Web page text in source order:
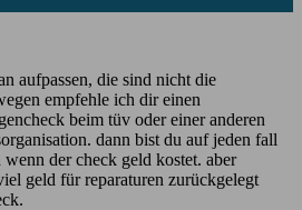
aufpassen, die sind nicht die
empfehle ich dir einen
beim tüv oder einer anderen
dann bist du auf jeden fall
der check geld kostet. aber
geld für reparaturen zurückgelegt